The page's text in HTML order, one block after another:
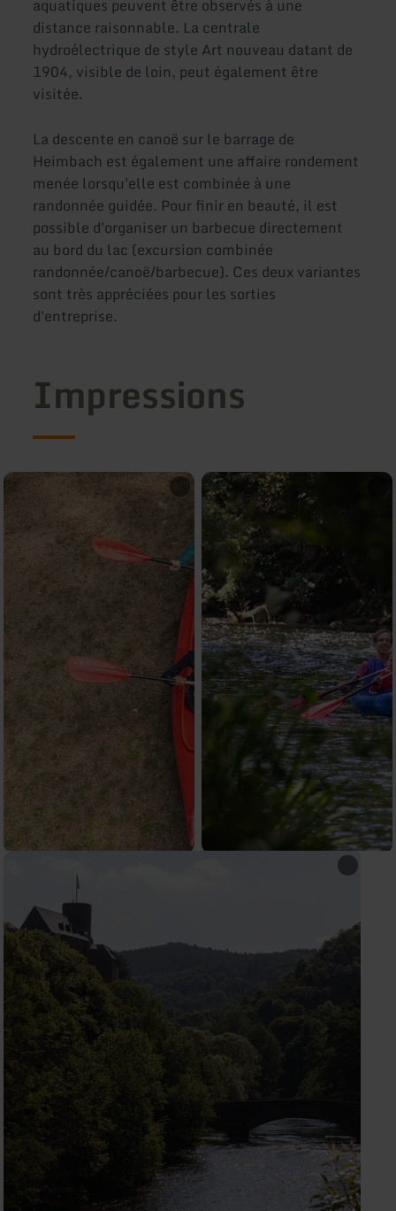
aquatiques peuvent être observés à une
distance raisonnable. La centrale
hydroélectrique de style Art nouveau datant de
1904, visible de loin, peut également être
visitée.
La descente en canoë sur le barrage de
Heimbach est également une affaire rondement
menée lorsqu'elle est combinée à une
randonnée guidée. Pour finir en beauté, il est
possible d'organiser un barbecue directement
au bord du lac (excursion combinée
randonnée/canoë/barbecue). Ces deux variantes
sont très appréciées pour les sorties
d'entreprise.
Impressions